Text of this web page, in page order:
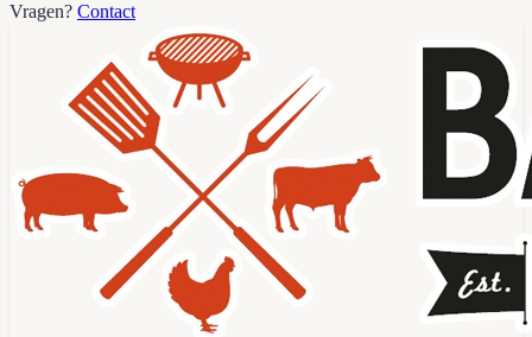
Vragen? Contact